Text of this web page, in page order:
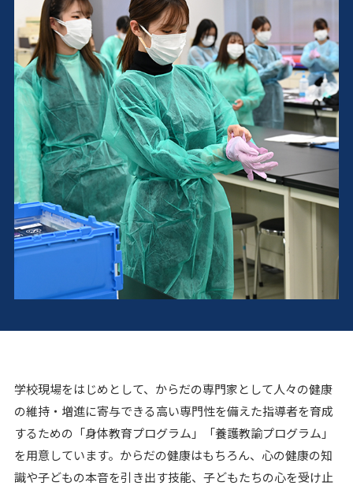
学校現場をはじめとして、からだの専門家として人々の健康
の維持・増進に寄与できる高い専門性を備えた指導者を育成
するための「身体教育プログラム」「養護教諭プログラム」
を用意しています。からだの健康はもちろん、心の健康の知
識や子どもの本音を引き出す技能、子どもたちの心を受け止